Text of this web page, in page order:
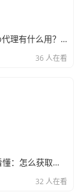
手机设置ip代理有什么用？不只是改定位那么简单
36 人在看
小白也能看懂：怎么获取代理ip和端口号，一步步教会你
32 人在看